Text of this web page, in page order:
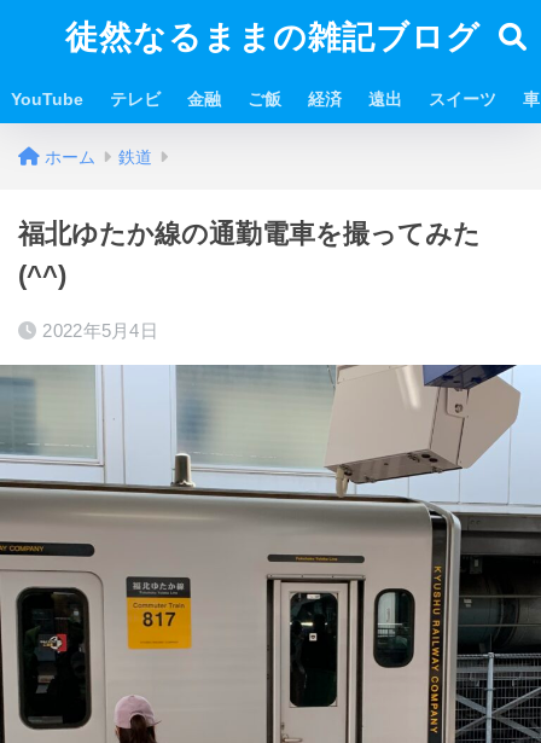
徒然なるままの雑記ブログ
YouTube テレビ 金融 ご飯 経済 遠出 スイーツ 車
ホーム 鉄道
福北ゆたか線の通勤電車を撮ってみた
(^^)
2022年5月4日